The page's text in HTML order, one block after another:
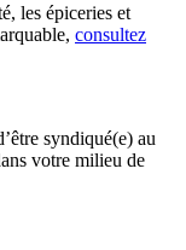
les épiceries et
consultez
syndiqué(e) au
votre milieu de